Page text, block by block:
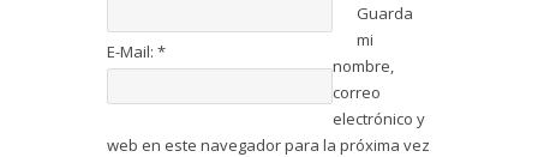
E-Mail: *
Guarda
mi
nombre,
correo
electrónico y
web en este navegador para la próxima vez